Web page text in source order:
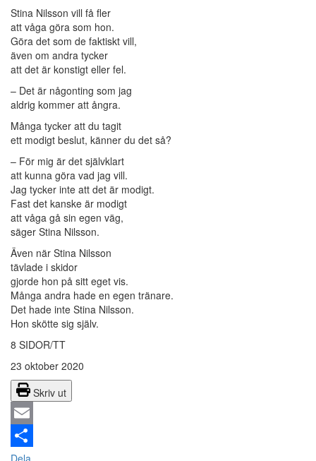
Stina Nilsson vill få fler
att våga göra som hon.
Göra det som de faktiskt vill,
även om andra tycker
att det är konstigt eller fel.
– Det är någonting som jag
aldrig kommer att ångra.
Många tycker att du tagit
ett modigt beslut, känner du det så?
– För mig är det självklart
att kunna göra vad jag vill.
Jag tycker inte att det är modigt.
Fast det kanske är modigt
att våga gå sin egen väg,
säger Stina Nilsson.
Även när Stina Nilsson
tävlade i skidor
gjorde hon på sitt eget vis.
Många andra hade en egen tränare.
Det hade inte Stina Nilsson.
Hon skötte sig själv.
8 SIDOR/TT
23 oktober 2020
Skriv ut
Email